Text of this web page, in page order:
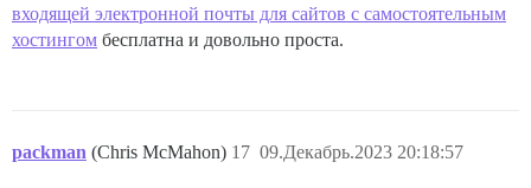
входящей электронной почты для сайтов с самостоятельным
хостингом бесплатна и довольно проста.
packman (Chris McMahon) 09.Декабрь.2023 20:18:57
17